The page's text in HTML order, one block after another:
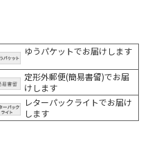
ゆうパケットでお届けします
定形外郵便(簡易書留)でお届
けします
レターパックライトでお届け
します